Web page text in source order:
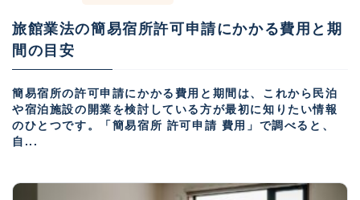
旅館業法の簡易宿所許可申請にかかる費用と期
間の目安
簡易宿所の許可申請にかかる費用と期間は、これから民泊
や宿泊施設の開業を検討している方が最初に知りたい情報
のひとつです。「簡易宿所 許可申請 費用」で調べると、
自...